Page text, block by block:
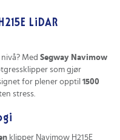
LiDAR
Med Segway Navimow
som gjør
for plener opptil 1500
stress.
klipper Navimow H215E